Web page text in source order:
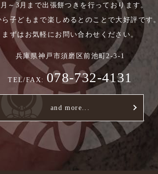
～3月まで出張餅つきを行っております。
ら子どもまで楽しめるとのことで大好評です。
まずはお気軽にお問い合わせください。
兵庫県神戸市須磨区前池町2-3-1
TEL/FAX: 078-732-4131
and more...